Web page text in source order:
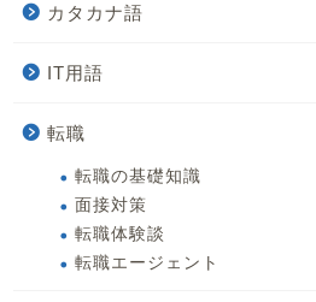
カタカナ語
IT用語
転職
転職の基礎知識
面接対策
転職体験談
転職エージェント